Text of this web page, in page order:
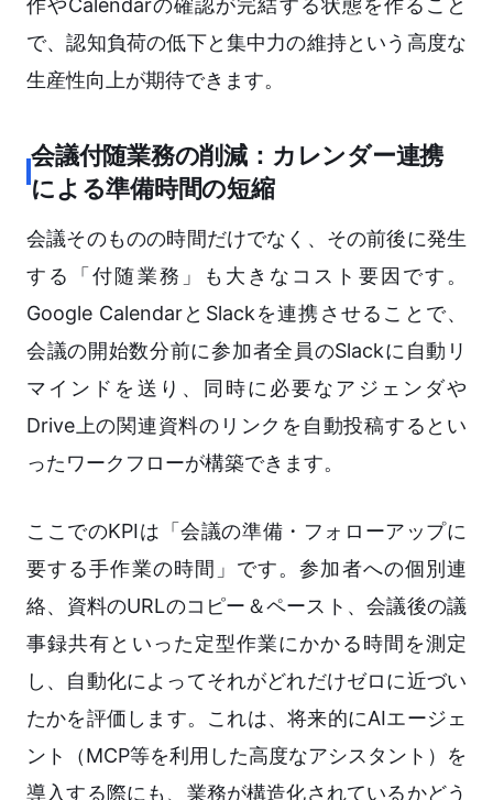
作やCalendarの確認が完結する状態を作ること
で、認知負荷の低下と集中力の維持という高度な
生産性向上が期待できます。
会議付随業務の削減：カレンダー連携
による準備時間の短縮
会議そのものの時間だけでなく、その前後に発生
する「付随業務」も大きなコスト要因です。
Google CalendarとSlackを連携させることで、
会議の開始数分前に参加者全員のSlackに自動リ
マインドを送り、同時に必要なアジェンダや
Drive上の関連資料のリンクを自動投稿するとい
ったワークフローが構築できます。
ここでのKPIは「会議の準備・フォローアップに
要する手作業の時間」です。参加者への個別連
絡、資料のURLのコピー＆ペースト、会議後の議
事録共有といった定型作業にかかる時間を測定
し、自動化によってそれがどれだけゼロに近づい
たかを評価します。これは、将来的にAIエージェ
ント（MCP等を利用した高度なアシスタント）を
導入する際にも、業務が構造化されているかどう